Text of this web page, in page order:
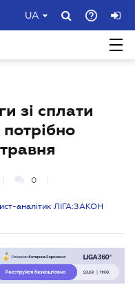
UA
зі сплати
0
аналітик ЛІГА:ЗАКОН